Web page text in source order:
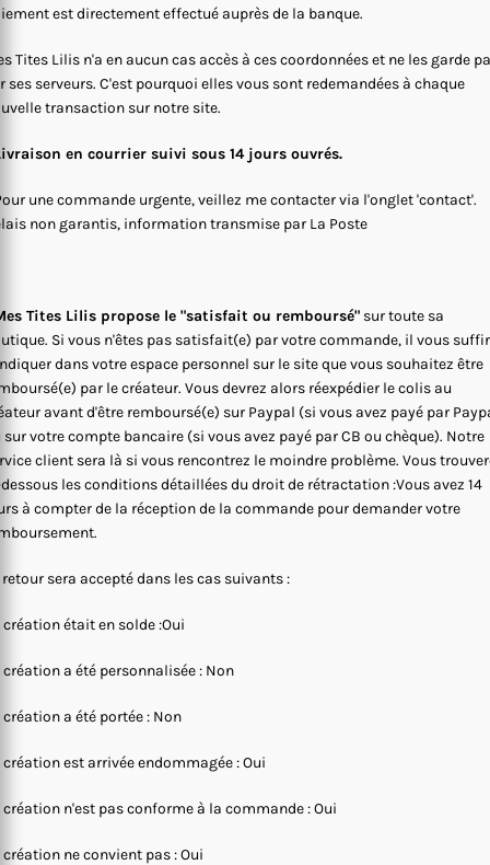
est directement effectué auprès de la banque.
Tites Lilis n'a en aucun cas accès à ces coordonnées et ne les garde
ses serveurs. C'est pourquoi elles vous sont redemandées à chaque
transaction sur notre site.
en courrier suivi sous 14 jours ouvrés.
une commande urgente, veillez me contacter via l'onglet 'contact'.
non garantis, information transmise par La Poste
Tites Lilis propose le "satisfait ou remboursé" sur toute sa
Si vous n'êtes pas satisfait(e) par votre commande, il vous
dans votre espace personnel sur le site que vous souhaitez être
par le créateur. Vous devrez alors réexpédier le colis au
avant d'être remboursé(e) sur Paypal (si vous avez payé par
sur votre compte bancaire (si vous avez payé par CB ou chèque). Notre
client sera là si vous rencontrez le moindre problème. Vous
les conditions détaillées du droit de rétractation :Vous avez 14
à compter de la réception de la commande pour demander votre
retour sera accepté dans les cas suivants :
création était en solde :Oui
création a été personnalisée : Non
création a été portée : Non
création est arrivée endommagée : Oui
création n'est pas conforme à la commande : Oui
création ne convient pas : Oui